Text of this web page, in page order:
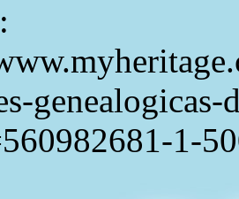
genealogicas-
1-